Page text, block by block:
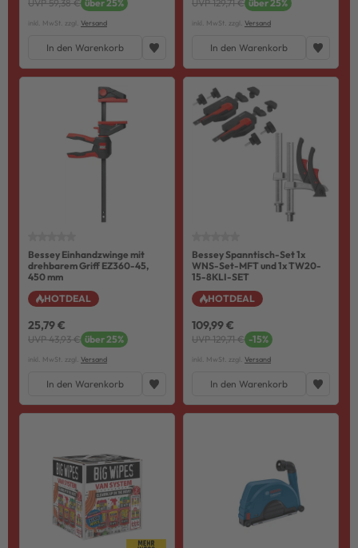
UVP 59,38 € über 25%
inkl. MwSt. zzgl. Versand
In den Warenkorb
UVP 129,71 € über 25%
inkl. MwSt. zzgl. Versand
In den Warenkorb
Bessey Einhandzwinge mit
drehbarem Griff EZ360-45,
450 mm
HOTDEAL
25,79 €
UVP 43,93 € über 25%
inkl. MwSt. zzgl. Versand
In den Warenkorb
Bessey Spanntisch-Set 1x
WNS-Set-MFT und 1x TW20-
15-8KLI-SET
HOTDEAL
109,99 €
UVP 129,71 € -15%
inkl. MwSt. zzgl. Versand
In den Warenkorb